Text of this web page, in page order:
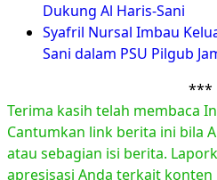
Dukung Al Haris-Sani
Syafril Nursal Imbau
Sani dalam PSU Pilgub
***
Terima kasih telah membaca
Cantumkan link berita ini bila
atau sebagian isi berita.
apresisasi Anda terkait konten